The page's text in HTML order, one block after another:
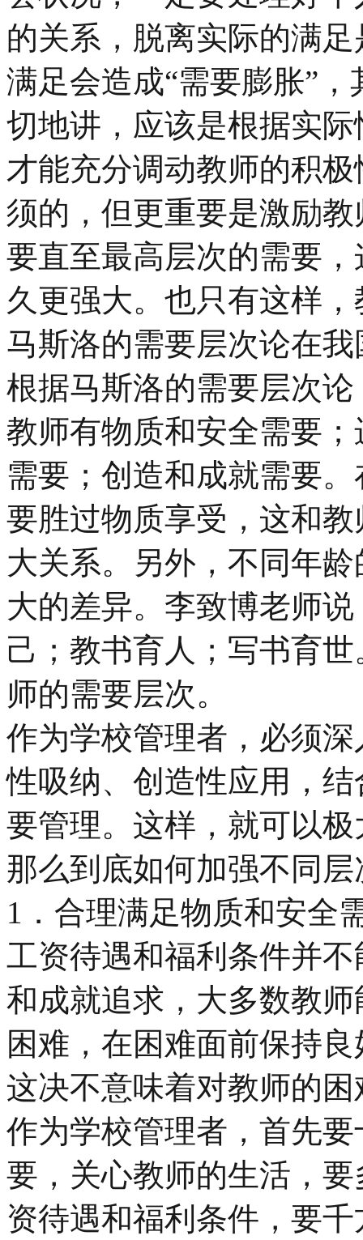
的关系，脱离实际的满
满足会造成“需要膨胀”
切地讲，应该是根据实
才能充分调动教师的积
须的，但更重要是激励
要直至最高层次的需要
久更强大。也只有这样
马斯洛的需要层次论在
根据马斯洛的需要层次
教师有物质和安全需要
需要；创造和成就需要
要胜过物质享受，这和
大关系。另外，不同年
大的差异。李致博老师
己；教书育人；写书育
师的需要层次。
作为学校管理者，必须
性吸纳、创造性应用，
要管理。这样，就可以
那么到底如何加强不同
1．合理满足物质和安全
工资待遇和福利条件并
和成就追求，大多数教
困难，在困难面前保持
这决不意味着对教师的
作为学校管理者，首先
要，关心教师的生活，
资待遇和福利条件，要